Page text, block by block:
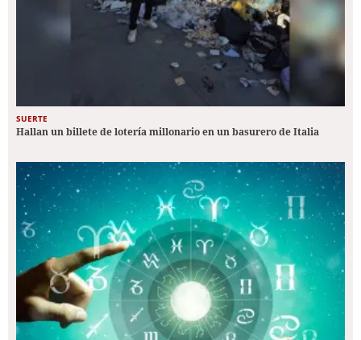
SUERTE
Hallan un billete de lotería millonario en un basurero de Italia